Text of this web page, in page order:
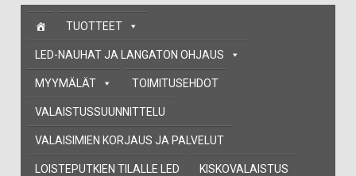
Skip
content
TUOTTEET
LED-NAUHAT JA LANGATON OHJAUS
MYYMÄLÄT TOIMITUSEHDOT
VALAISTUSSUUNNITTELU
VALAISIMIEN KORJAUS JA PALVELUT
LOISTEPUTKIEN TILALLE LED KISKOVALAISTUS